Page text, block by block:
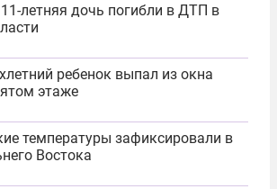
летняя дочь погибли в ДТП в
ребенок выпал из окна
этаже
температуры зафиксировали в
Востока